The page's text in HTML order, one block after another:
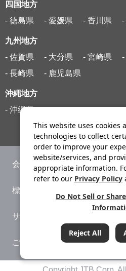
四国地方
- 徳島県
- 愛媛県 - 香川県 -
九州地方
- 佐賀県
- 大分県 - 宮崎県 -
- 長崎県
- 鹿児島県
沖縄地方
- 沖縄県
会社案内
標識・約款
サイトマップ
ご利用案内 シ
条件をクリア
This website uses cookies
technologies to collect
order to improve your
website/services, and
appropriate information.
refer to our Privacy Policy
Do Not Sell or
Reject All